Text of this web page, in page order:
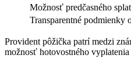
Možnosť predčasného
Transparentné podmienky
Provident pôžička patrí medzi
možnosť hotovostného